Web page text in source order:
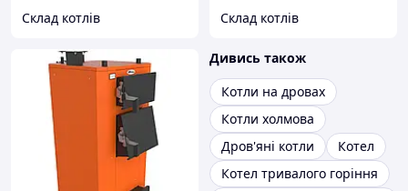
Склад котлів Склад котлів
Дивись також
Котли на дровах
Котли холмова
Дров'яні котли
Котел
Котел тривалого горіння